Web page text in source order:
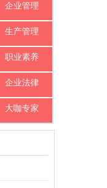
企业管理
生产管理
职业素养
企业法律
大咖专家